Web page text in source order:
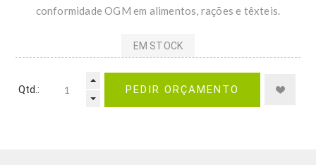
conformidade OGM em alimentos, rações e têxteis.
EM STOCK
Qtd.: PEDIR ORÇAMENTO